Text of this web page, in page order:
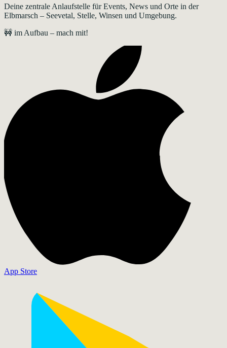
Deine zentrale Anlaufstelle für Events, News und Orte in der
Elbmarsch – Seevetal, Stelle, Winsen und Umgebung.
🚧 im Aufbau – mach mit!
App Store